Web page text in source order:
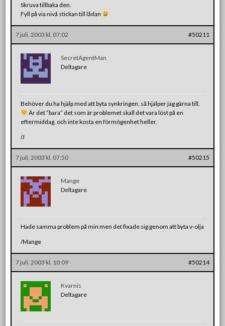
Skruva tillbaka den.
Fyll på via nivå stickan till lådan
7 juli, 2003 kl. 07:02 #50211
SecretAgentMan
Deltagare
Behöver du ha hjälp med att byta synkringen, så hjälper jag gärna till.
Är det ”bara” det som är problemet skall det vara löst på en
eftermiddag, och inte kosta en förmögenhet heller.
/J
7 juli, 2003 kl. 07:50 #50215
Mange
Deltagare
Hade samma problem på min men det fixade sig genom att byta v-olja
/Mange
7 juli, 2003 kl. 10:09 #50214
Kvarnis
Deltagare